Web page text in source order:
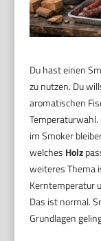
Du hast einen
zu nutzen. Du
aromatischen
im Smoker
welches Holz
weiteres Thema
Kerntemperatur
Das ist normal.
Grundlagen